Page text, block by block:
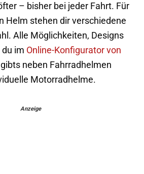
– bisher bei jeder Fahrt. Für
Helm stehen dir verschiedene
Alle Möglichkeiten, Designs
im Online-Konfigurator von
neben Fahrradhelmen
Motorradhelme.
Anzeige